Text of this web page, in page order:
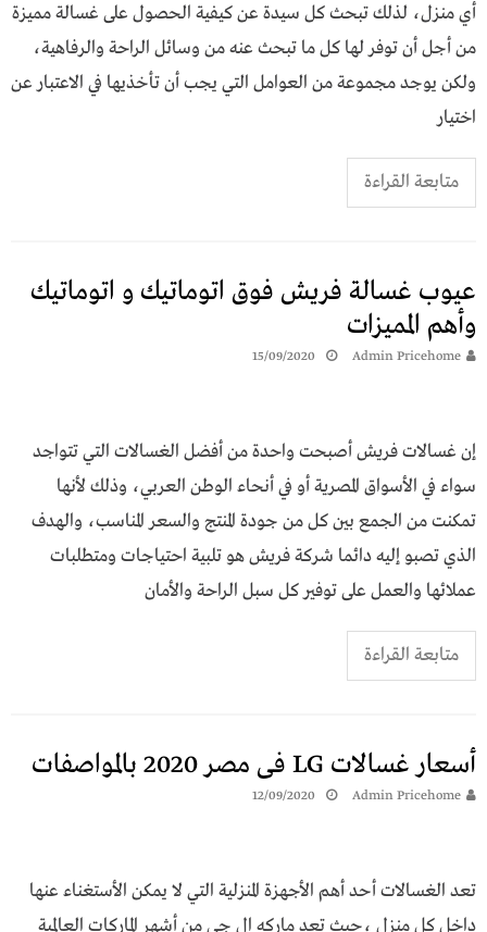
أي منزل، لذلك تبحث كل سيدة عن كيفية الحصول على غسالة مميزة
من أجل أن توفر لها كل ما تبحث عنه من وسائل الراحة والرفاهية،
ولكن يوجد مجموعة من العوامل التي يجب أن تأخذيها في الاعتبار عن
اختيار
متابعة القراءة
عيوب غسالة فريش فوق اتوماتيك و اتوماتيك
وأهم المميزات
Admin Pricehome
15/09/2020
إن غسالات فريش أصبحت واحدة من أفضل الغسالات التي تتواجد
سواء في الأسواق المصرية أو في أنحاء الوطن العربي، وذلك لأنها
تمكنت من الجمع بين كل من جودة المنتج والسعر المناسب، والهدف
الذي تصبو إليه دائما شركة فريش هو تلبية احتياجات ومتطلبات
عملائها والعمل على توفير كل سبل الراحة والأمان
متابعة القراءة
أسعار غسالات LG فى مصر 2020 بالمواصفات
Admin Pricehome
12/09/2020
تعد الغسالات أحد أهم الأجهزة المنزلية التي لا يمكن الأستغناء عنها
داخل كل منزل ،حيث تعد ماركه ال جي من أشهر الماركات العالمية